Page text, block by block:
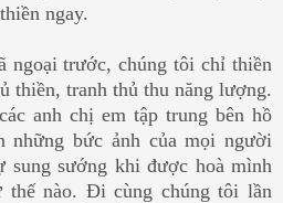
ngay.
trước, chúng tôi chỉ thiền
thiền, tranh thủ thu năng lượng.
anh chị em tập trung bên hồ
những bức ảnh của mọi người
sung sướng khi được hoà mình
thế nào. Đi cùng chúng tôi lần